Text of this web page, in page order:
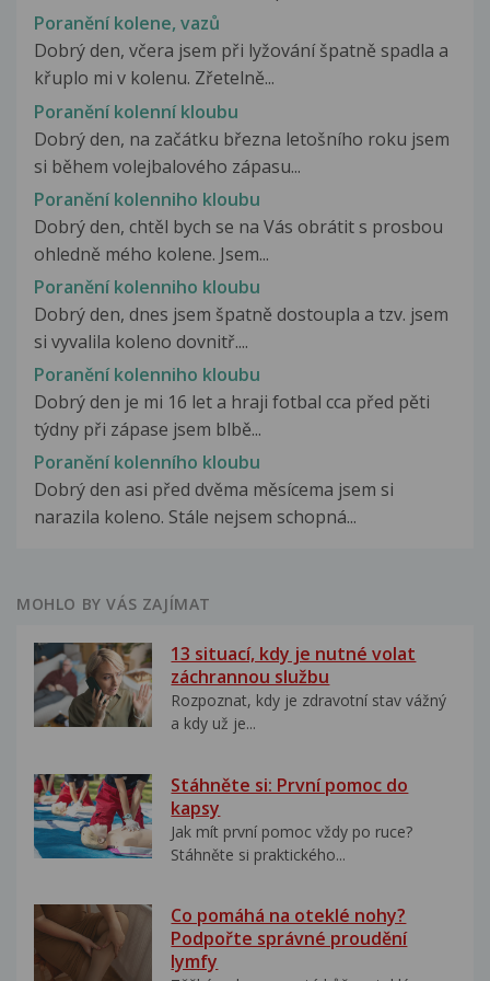
Poranění kolene, vazů
Dobrý den, včera jsem při lyžování špatně spadla a
křuplo mi v kolenu. Zřetelně...
Poranění kolenní kloubu
Dobrý den, na začátku března letošního roku jsem
si během volejbalového zápasu...
Poranění kolenniho kloubu
Dobrý den, chtěl bych se na Vás obrátit s prosbou
ohledně mého kolene. Jsem...
Poranění kolenniho kloubu
Dobrý den, dnes jsem špatně dostoupla a tzv. jsem
si vyvalila koleno dovnitř....
Poranění kolenniho kloubu
Dobrý den je mi 16 let a hraji fotbal cca před pěti
týdny při zápase jsem blbě...
Poranění kolenního kloubu
Dobrý den asi před dvěma měsícema jsem si
narazila koleno. Stále nejsem schopná...
MOHLO BY VÁS ZAJÍMAT
13 situací, kdy je nutné volat
záchrannou službu
Rozpoznat, kdy je zdravotní stav vážný
a kdy už je...
Stáhněte si: První pomoc do
kapsy
Jak mít první pomoc vždy po ruce?
Stáhněte si praktického...
Co pomáhá na oteklé nohy?
Podpořte správné proudění
lymfy